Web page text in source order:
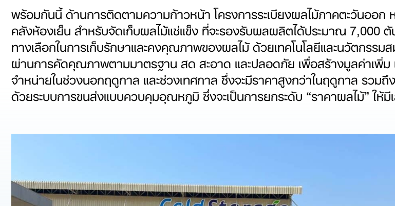
พร้อมกันนี้ ด้านการติดตามความก้าวหน้า โครงการระเบียงผลไม้ภาคตะวันออ
คลังห้องเย็น สำหรับจัดเก็บผลไม้แช่แข็ง ที่จะรองรับผลผลิตได้ประมาณ 7,000
ทางเลือกในการเก็บรักษาและคงคุณภาพของผลไม้ ด้วยเทคโนโลยีและนวัตกรร
ผ่านการคัดคุณภาพตามมาตรฐาน สด สะอาด และปลอดภัย เพื่อสร้างมูลค่าเพิ่ม
จำหน่ายในช่วงนอกฤดูกาล และช่วงเทศกาล ซึ่งจะมีราคาสูงกว่าในฤดูกาล รวม
ด้วยระบบการขนส่งแบบควบคุมอุณหภูมิ ซึ่งจะเป็นการยกระดับ “ราคาผลไม้” ให้